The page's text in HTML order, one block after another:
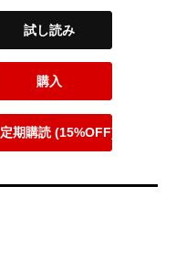
試し読み
購入
定期購読 (15%OFF)